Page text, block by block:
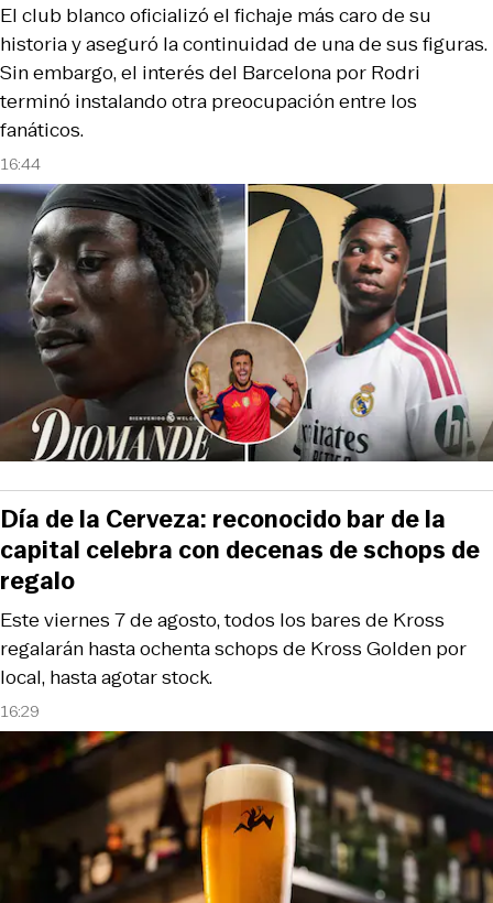
16:44
El club blanco oficializó el fichaje más caro de su
historia y aseguró la continuidad de una de sus figuras.
Sin embargo, el interés del Barcelona por Rodri
terminó instalando otra preocupación entre los
fanáticos.
16:29
Este viernes 7 de agosto, todos los bares de Kross
regalarán hasta ochenta schops de Kross Golden por
local, hasta agotar stock.
Día de la Cerveza: reconocido bar de la
capital celebra con decenas de schops de
regalo